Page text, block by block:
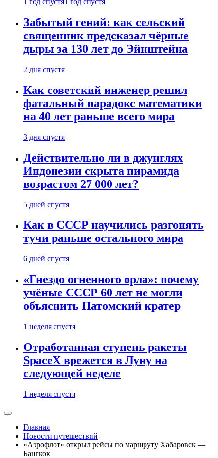
1 год спустя 1 год спустя
Забытый гений: как сельский
священник предсказал чёрные
дыры за 130 лет до Эйнштейна
2 дня спустя
Как советский инженер решил
фатальный парадокс математики
на 40 лет раньше всего мира
3 дня спустя
Действительно ли в джунглях
Индонезии скрыта пирамида
возрастом 27 000 лет?
5 дней спустя
Как в СССР научились разгонять
тучи раньше остального мира
6 дней спустя
«Гнездо огненного орла»: почему
учёные СССР 60 лет не могли
объяснить Патомский кратер
1 неделя спустя
Отработанная ступень ракеты
SpaceX врежется в Луну на
следующей неделе
1 неделя спустя
Главная
Новости путешествий
«Аэрофлот» открыл рейсы по маршруту Хабаровск —
Бангкок